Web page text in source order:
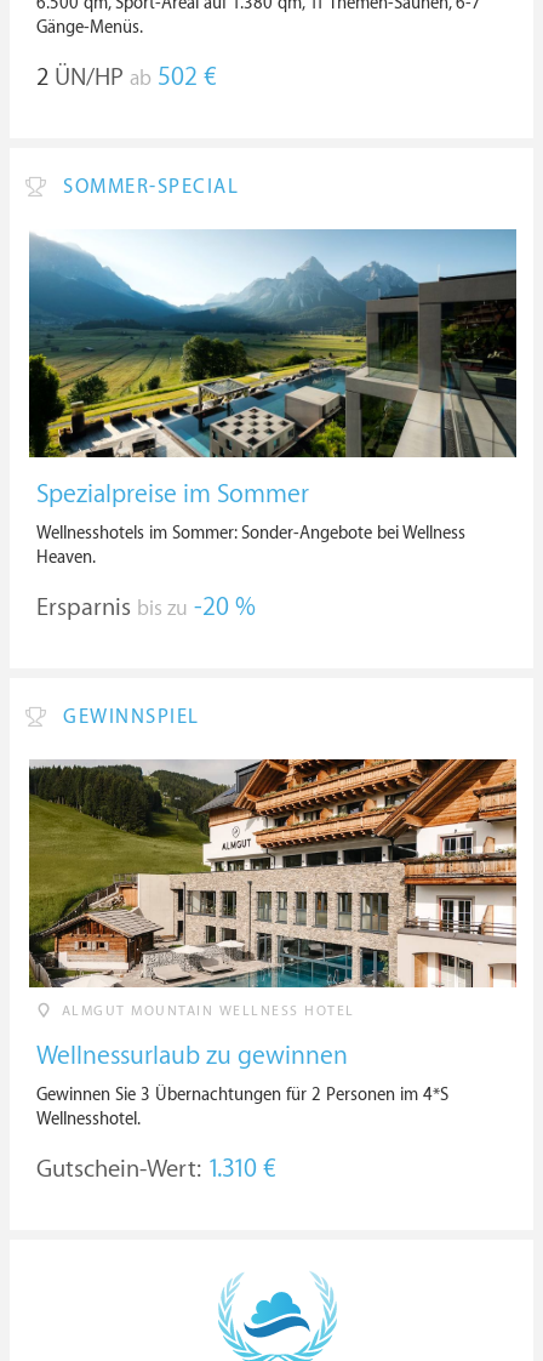
Gänge-Menüs.
2 ÜN/HP ab 502 €
SOMMER-SPECIAL
Spezialpreise im Sommer
Wellnesshotels im Sommer: Sonder-Angebote bei Wellness
Heaven.
Ersparnis bis zu -20 %
GEWINNSPIEL
ALMGUT MOUNTAIN WELLNESS HOTEL
Wellnessurlaub zu gewinnen
Gewinnen Sie 3 Übernachtungen für 2 Personen im 4*S
Wellnesshotel.
Gutschein-Wert: 1.310 €